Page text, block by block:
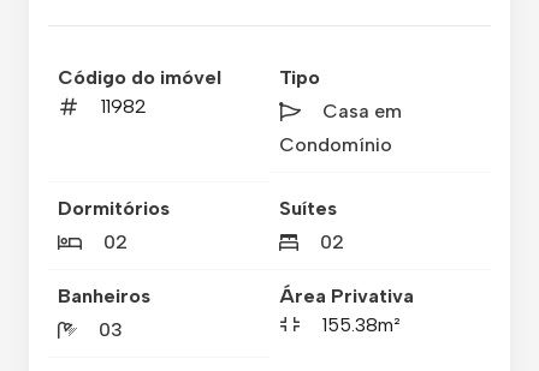
Código do imóvel
11982
Tipo
Casa em
Condomínio
Dormitórios
02
Suítes
02
Banheiros
03
Área Privativa
155.38m²